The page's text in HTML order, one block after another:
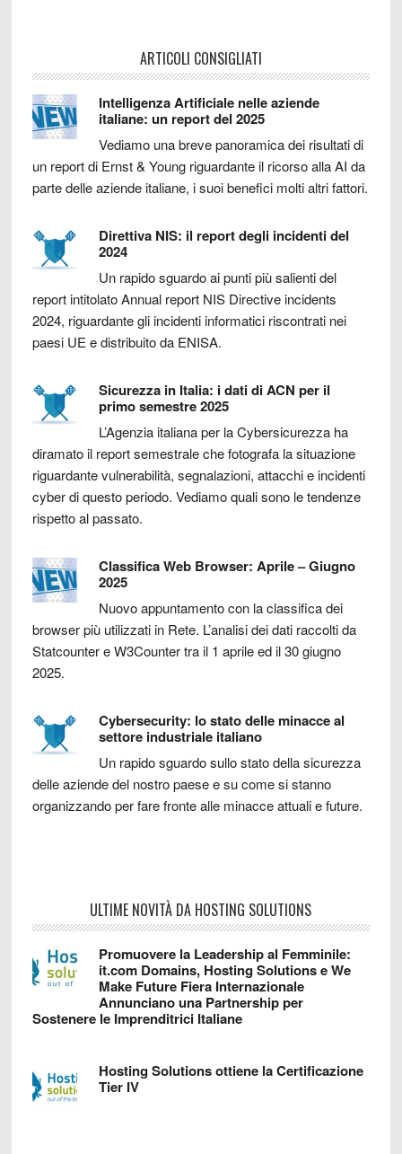
ARTICOLI CONSIGLIATI
Intelligenza Artificiale nelle aziende
italiane: un report del 2025
Vediamo una breve panoramica dei risultati di
un report di Ernst & Young riguardante il ricorso alla AI da
parte delle aziende italiane, i suoi benefici molti altri fattori.
Direttiva NIS: il report degli incidenti del
2024
Un rapido sguardo ai punti più salienti del
report intitolato Annual report NIS Directive incidents
2024, riguardante gli incidenti informatici riscontrati nei
paesi UE e distribuito da ENISA.
Sicurezza in Italia: i dati di ACN per il
primo semestre 2025
L’Agenzia italiana per la Cybersicurezza ha
diramato il report semestrale che fotografa la situazione
riguardante vulnerabilità, segnalazioni, attacchi e incidenti
cyber di questo periodo. Vediamo quali sono le tendenze
rispetto al passato.
Classifica Web Browser: Aprile – Giugno
2025
Nuovo appuntamento con la classifica dei
browser più utilizzati in Rete. L’analisi dei dati raccolti da
Statcounter e W3Counter tra il 1 aprile ed il 30 giugno
2025.
Cybersecurity: lo stato delle minacce al
settore industriale italiano
Un rapido sguardo sullo stato della sicurezza
delle aziende del nostro paese e su come si stanno
organizzando per fare fronte alle minacce attuali e future.
ULTIME NOVITÀ DA HOSTING SOLUTIONS
Promuovere la Leadership al Femminile:
it.com Domains, Hosting Solutions e We
Make Future Fiera Internazionale
Annunciano una Partnership per
Sostenere le Imprenditrici Italiane
Hosting Solutions ottiene la Certificazione
Tier IV